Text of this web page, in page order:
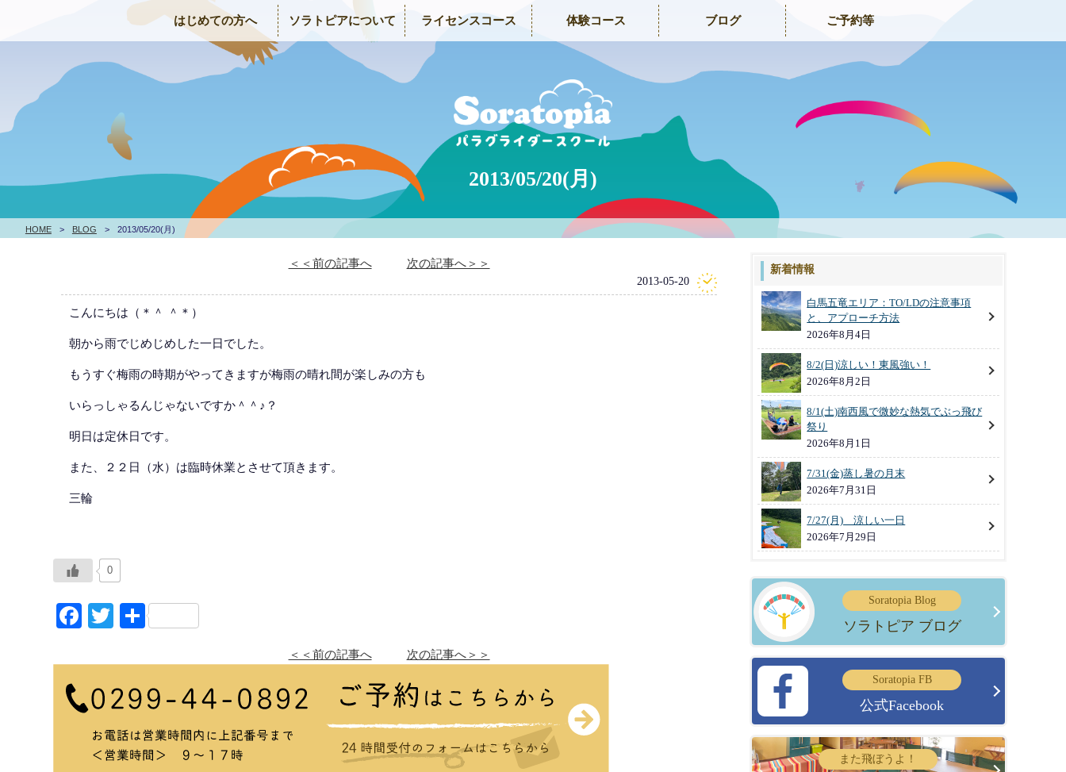
はじめての方へ ソラトピアについて ライセンスコース 体験コース ブログ ご予約等
HOME > BLOG > 2013/05/20(月)
2013/05/20(月)
＜＜前の記事へ 次の記事へ＞＞
2013-05-20
こんにちは（＊＾ ＾＊）
朝から雨でじめじめした一日でした。
もうすぐ梅雨の時期がやってきますが梅雨の晴れ間が楽しみの方も
いらっしゃるんじゃないですか＾＾♪？
明日は定休日です。
また、２２日（水）は臨時休業とさせて頂きます。
三輪
0
Facebook
Twitter
共
＜＜前の記事へ 次の記事へ＞＞
新着情報
白馬五竜エリア：TO/LDの注意事項
と、アプローチ方法
2026年8月4日
8/2(日)涼しい！東風強い！
2026年8月2日
8/1(土)南西風で微妙な熱気でぶっ飛び
祭り
2026年8月1日
7/31(金)蒸し暑の月末
2026年7月31日
7/27(月) 涼しい一日
2026年7月29日
Soratopia Blog
ソラトピア ブログ
Soratopia FB
公式Facebook
また飛ぼうよ！